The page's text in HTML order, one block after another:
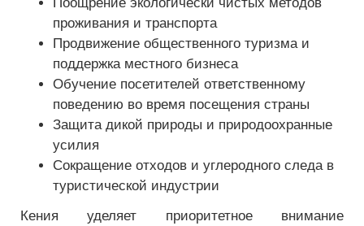
проживания и транспорта
Продвижение общественного туризма и
поддержка местного бизнеса
Обучение посетителей ответственному
поведению во время посещения страны
Защита дикой природы и природоохранные
усилия
Сокращение отходов и углеродного следа в
туристической индустрии
Кения уделяет приоритетное внимание